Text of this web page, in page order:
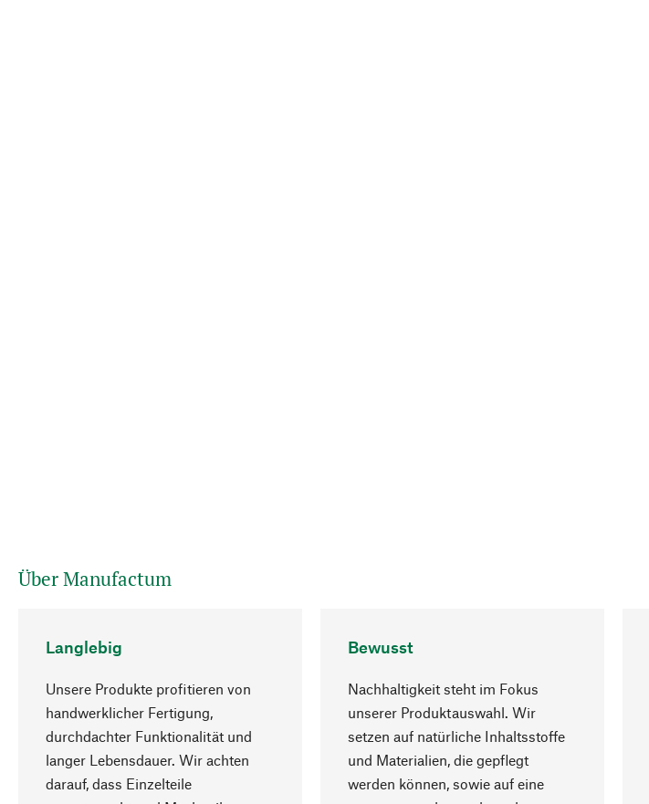
Über Manufactum
Langlebig
Unsere Produkte profitieren von
handwerklicher Fertigung,
durchdachter Funktionalität und
langer Lebensdauer. Wir achten
darauf, dass Einzelteile
Bewusst
Nachhaltigkeit steht im Fokus
unserer Produktauswahl. Wir
setzen auf natürliche Inhaltsstoffe
und Materialien, die gepflegt
werden können, sowie auf eine